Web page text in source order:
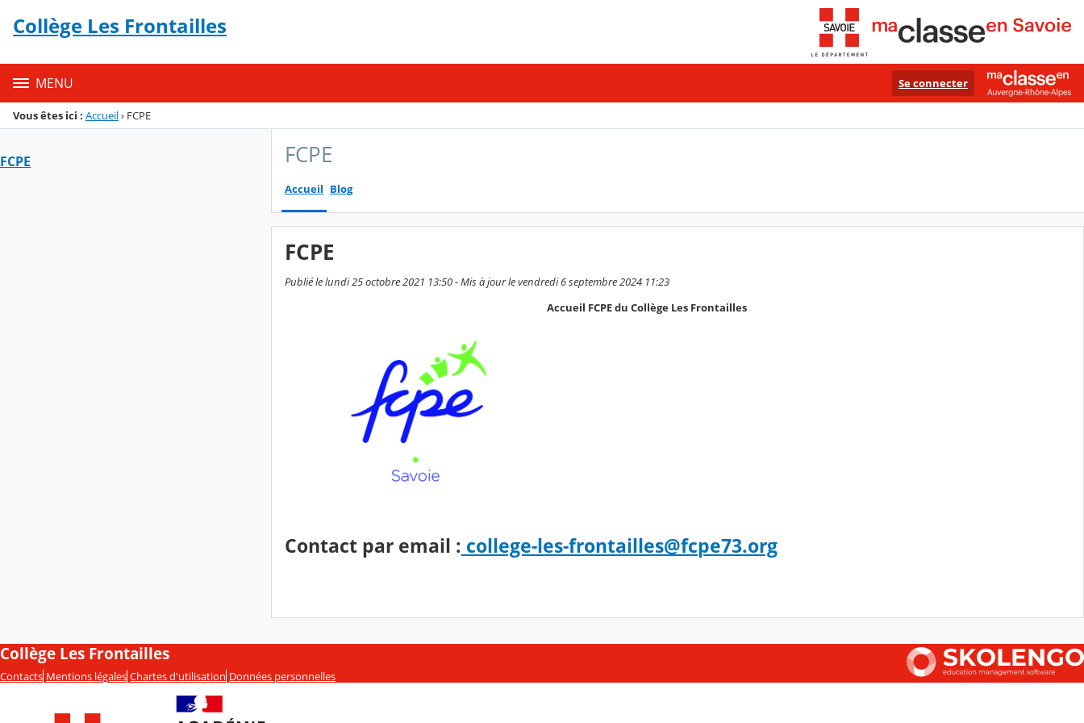
Menu de la rubrique
Contenu
Collège Les Frontailles
MENU Se connecter
Vous êtes ici : Accueil› FCPE
FCPE FCPE
Accueil Blog
FCPE
Publié le lundi 25 octobre 2021 13:50 - Mis à jour le vendredi 6 septembre 2024 11:23
Accueil FCPE du Collège Les Frontailles
Contact par email : college-les-frontailles@fcpe73.org
Collège Les Frontailles
Contacts Mentions légales Chartes d'utilisation Données personnelles